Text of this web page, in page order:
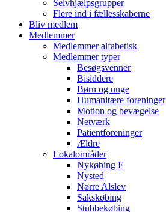
Selvhjælpsgrupper
Flere ind i fællesskaberne
Bliv medlem
Medlemmer
Medlemmer alfabetisk
Medlemmer typer
Besøgsvenner
Bisiddere
Børn og unge
Humanitære foreninger
Motion og bevægelse
Netværk
Patientforeninger
Ældre
Lokalområder
Nykøbing F
Nysted
Nørre Alslev
Sakskøbing
Stubbekøbing